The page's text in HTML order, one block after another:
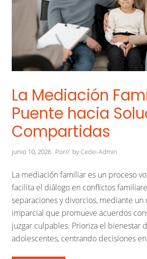
La Mediación
Puente hacia
Compartidas
junio 10, 2026 Por// byCedei-Admin
La mediación familiar es un proceso
facilita el diálogo en conflictos
separaciones y divorcios, mediante
imparcial que promueve acuerdos
juzgar culpables. Prioriza el bienestar
adolescentes, centrando decisiones